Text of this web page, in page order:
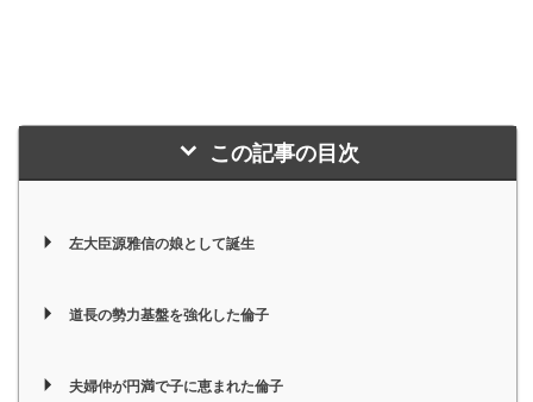
この記事の目次
左大臣源雅信の娘として誕生
道長の勢力基盤を強化した倫子
夫婦仲が円満で子に恵まれた倫子